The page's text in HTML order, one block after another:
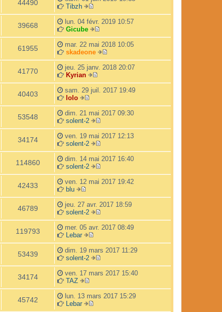
g
e
s
s
a
g
e
r
m
s
s
a
g
n
i
r
m
s
s
g
e
d
e
r
n
i
e
r
m
e
s
s
g
e
r
l
e
d
e
r
n
i
e
r
m
s
s
a
g
e
44490
Tibzh
V
o
i
r
l
e
d
e
r
n
r
m
e
s
s
a
g
e
39668
lun. 04 févr. 2019 10:57
Gicube
V
o
i
r
d
n
e
r
m
e
s
s
a
g
e
61955
mar. 22 mai 2018 10:05
skadeone
V
o
r
l
d
e
n
i
r
m
s
s
g
e
41770
jeu. 25 janv. 2018 20:07
Kyrian
V
o
r
l
e
d
e
r
n
i
e
r
m
s
s
a
g
e
40403
sam. 29 juil. 2017 19:49
lolo
V
o
r
l
e
d
e
n
i
r
m
e
s
s
a
g
e
53548
dim. 21 mai 2017 09:30
solent-2
V
o
r
d
e
n
i
r
m
s
s
g
e
34174
ven. 19 mai 2017 12:13
solent-2
V
o
r
d
e
n
r
m
s
s
g
e
114860
dim. 14 mai 2017 16:40
solent-2
V
o
r
l
d
e
n
i
r
m
s
s
g
42433
ven. 12 mai 2017 19:42
blu
V
o
i
r
l
e
d
e
r
n
i
e
r
m
e
s
46789
jeu. 27 avr. 2017 18:59
solent-2
V
o
r
l
d
e
n
i
r
119793
mer. 05 avr. 2017 08:49
Lebar
V
o
i
r
l
d
e
n
53439
dim. 19 mars 2017 11:29
solent-2
V
o
r
l
d
34174
ven. 17 mars 2017 15:40
TAZ
V
o
i
r
45742
lun. 13 mars 2017 15:29
Lebar
V